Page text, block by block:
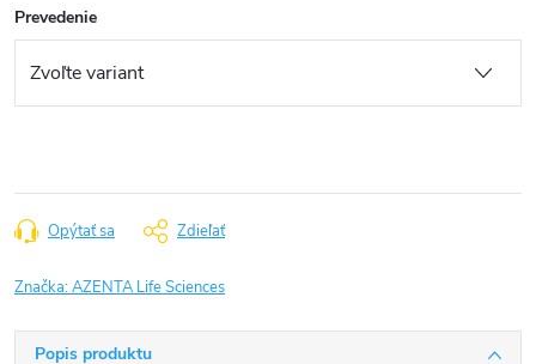
Prevedenie
Opýtať sa Zdieľať
Značka:AZENTA Life Sciences
Popis produktu